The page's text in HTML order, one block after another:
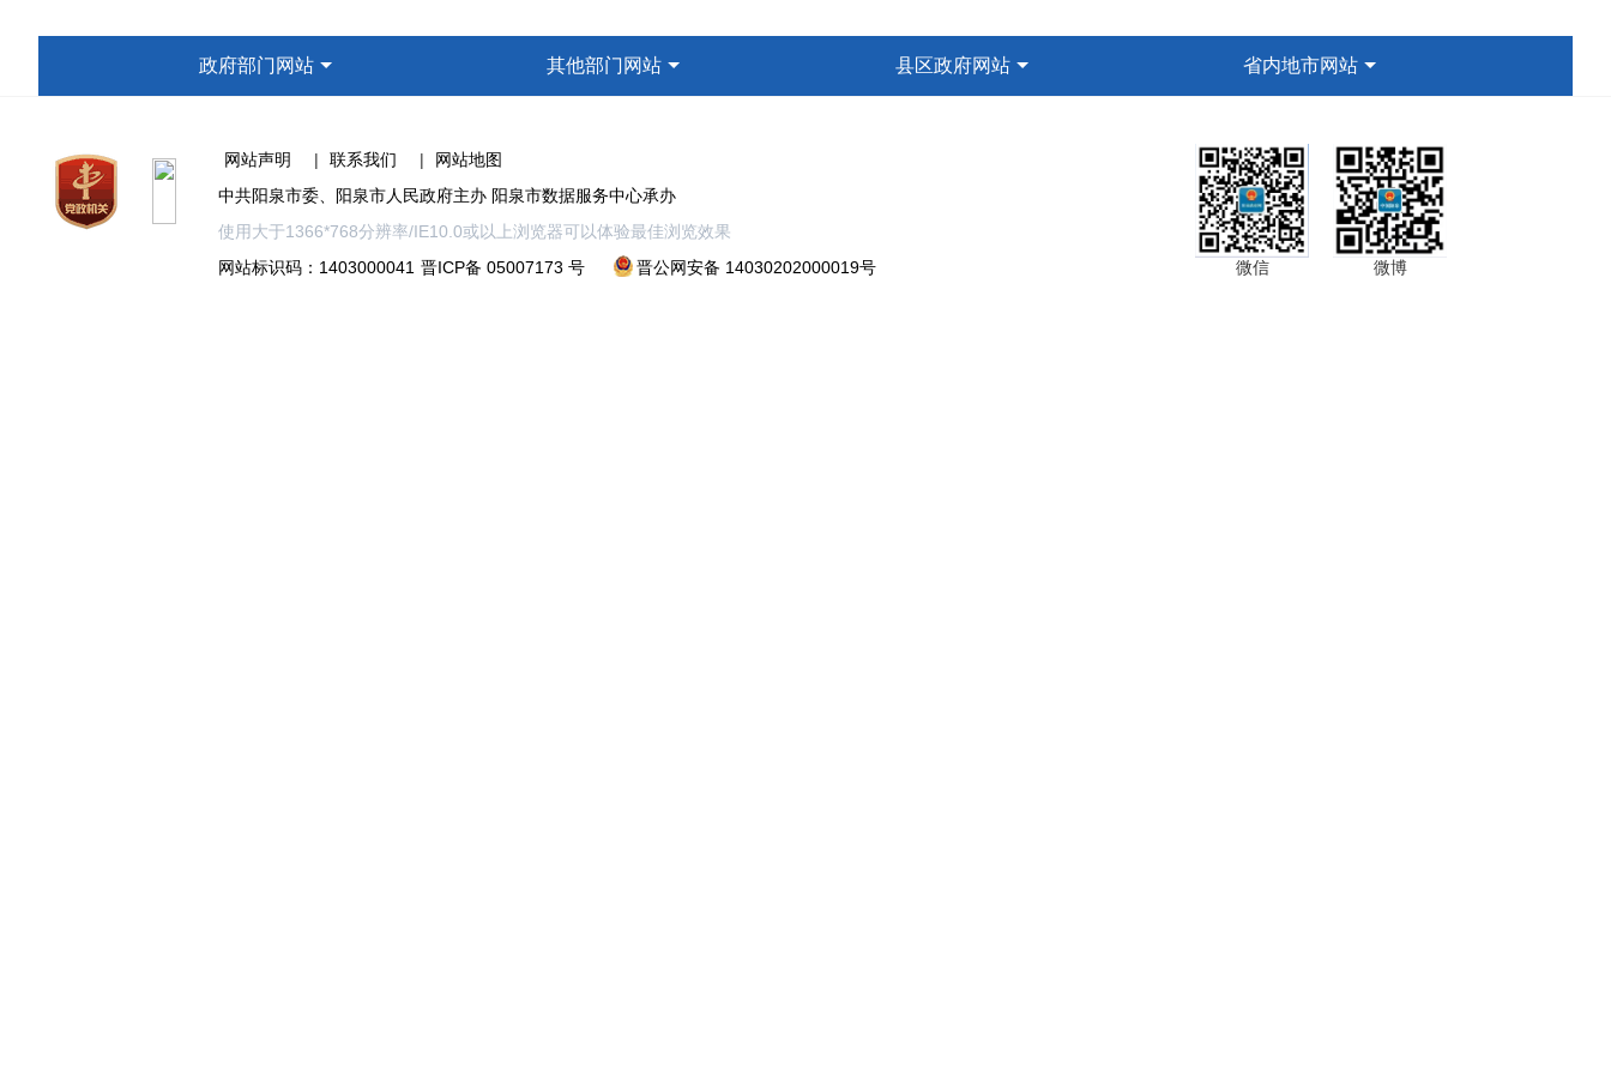
政府部门网站 其他部门网站 县区政府网站 省内地市网站
网站声明 | 联系我们 |
网站地图
中共阳泉市委、阳泉市人民政府主办 阳泉市数据服务中心承办
使用大于1366*768分辨率/IE10.0或以上浏览器可以体验最佳浏览效果
网站标识码：1403000041 晋ICP备 05007173 号 晋公网安备 14030202000019号 微信 微博